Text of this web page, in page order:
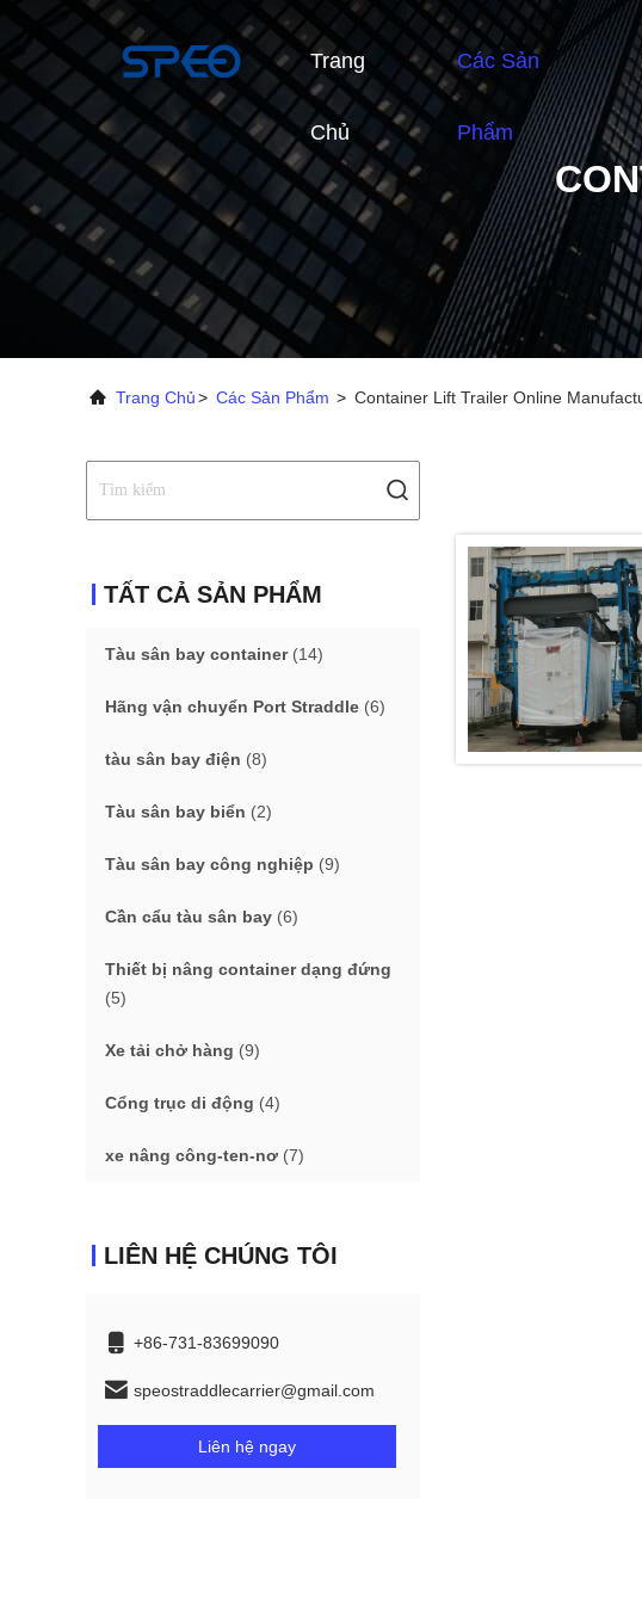
Trang
Chủ
Các Sản
Phẩm
Trang Chủ> Các Sản Phẩm > Container Lift Trailer Online
TẤT CẢ SẢN PHẨM
Tàu sân bay container(14)
Hãng vận chuyển Port Straddle (6)
tàu sân bay điện (8)
Tàu sân bay biển (2)
Tàu sân bay công nghiệp (9)
Cần cẩu tàu sân bay (6)
Thiết bị nâng container dạng đứng
(5)
Xe tải chở hàng (9)
Cổng trục di động (4)
xe nâng công-ten-nơ (7)
LIÊN HỆ CHÚNG TÔI
+86-731-83699090
speostraddlecarrier@gmail.com
Liên hệ ngay